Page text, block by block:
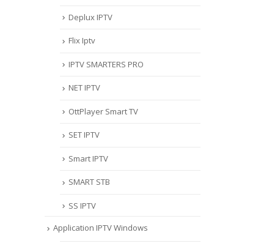
Deplux IPTV
Flix Iptv
IPTV SMARTERS PRO
NET IPTV
OttPlayer Smart TV
SET IPTV
Smart IPTV
SMART STB
SS IPTV
Application IPTV Windows